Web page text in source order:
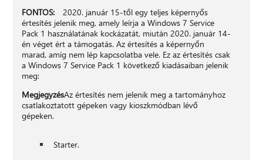
FONTOS:2020. január 15-től egy teljes képernyős
értesítés jelenik meg, amely leírja a Windows 7 Service
Pack 1 használatának kockázatát, miután 2020. január 14-
én véget ért a támogatás. Az értesítés a képernyőn
marad, amíg nem lép kapcsolatba vele. Ez az értesítés csak
a Windows 7 Service Pack 1 következő kiadásaiban jelenik
meg:
MegjegyzésAz értesítés nem jelenik meg a tartományhoz
csatlakoztatott gépeken vagy kioszkmódban lévő
gépeken.
Starter.